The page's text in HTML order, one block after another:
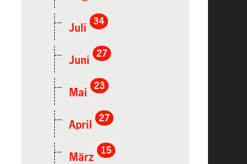
Juli
34
Juni
27
Mai
23
April
27
März
15